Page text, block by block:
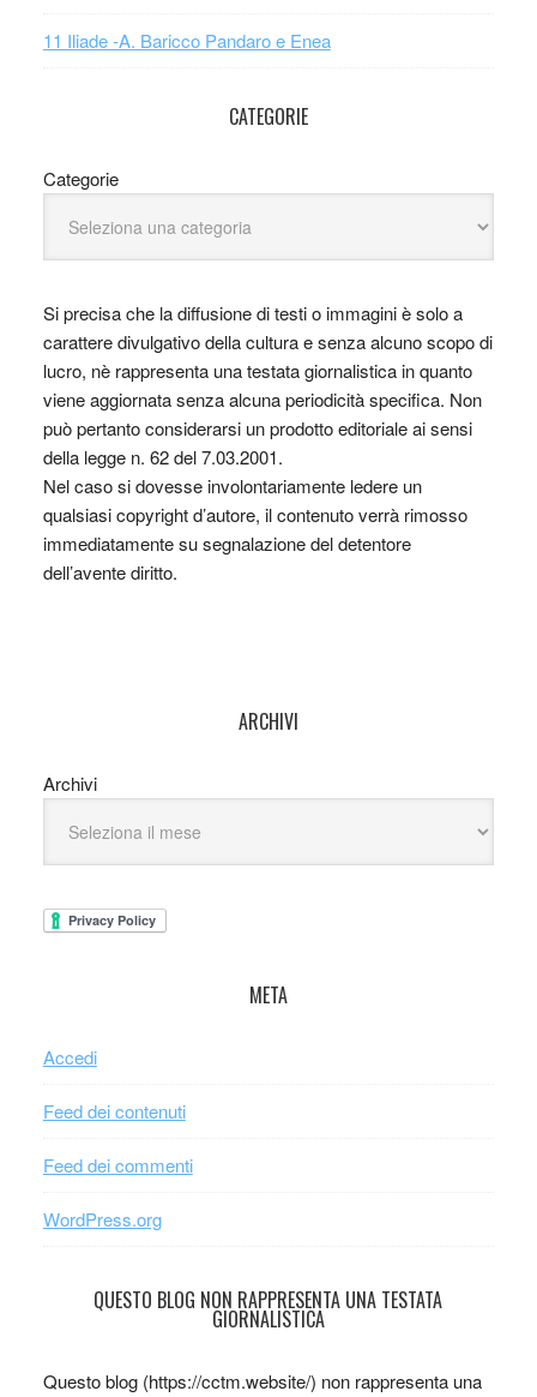
11 Iliade -A. Baricco Pandaro e Enea
CATEGORIE
Categorie
Si precisa che la diffusione di testi o immagini è solo a
carattere divulgativo della cultura e senza alcuno scopo di
lucro, nè rappresenta una testata giornalistica in quanto
viene aggiornata senza alcuna periodicità specifica. Non
può pertanto considerarsi un prodotto editoriale ai sensi
della legge n. 62 del 7.03.2001.
Nel caso si dovesse involontariamente ledere un
qualsiasi copyright d’autore, il contenuto verrà rimosso
immediatamente su segnalazione del detentore
dell’avente diritto.
ARCHIVI
Archivi
META
Accedi
Feed dei contenuti
Feed dei commenti
WordPress.org
QUESTO BLOG NON RAPPRESENTA UNA TESTATA
GIORNALISTICA
Questo blog (https://cctm.website/) non rappresenta una